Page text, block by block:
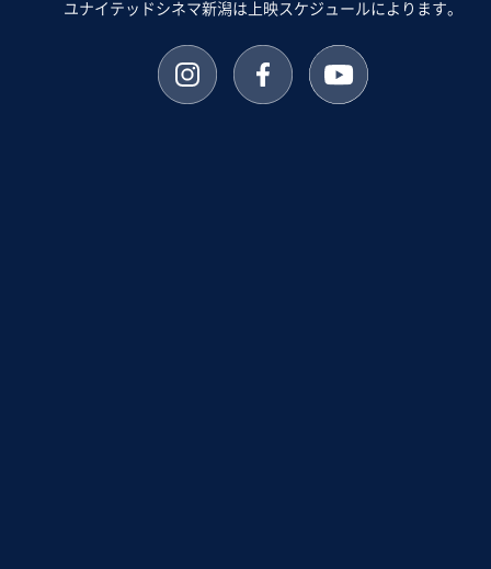
ユナイテッドシネマ新潟は上映スケジュールによります。